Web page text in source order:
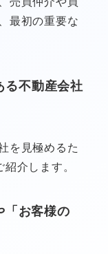
最初の重要な
る不動産会社
を見極めるた
介します。
「お客様の